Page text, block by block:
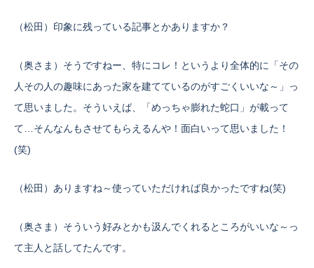
（松田）印象に残っている記事とかありますか？
（奥さま）そうですねー、特にコレ！というより全体的に「その
人その人の趣味にあった家を建てているのがすごくいいな～」っ
て思いました。そういえば、「めっちゃ膨れた蛇口」が載って
て…そんなんもさせてもらえるんや！面白いって思いました！
(笑)
（松田）ありますね～使っていただければ良かったですね(笑)
（奥さま）そういう好みとかも汲んでくれるところがいいな～っ
て主人と話してたんです。